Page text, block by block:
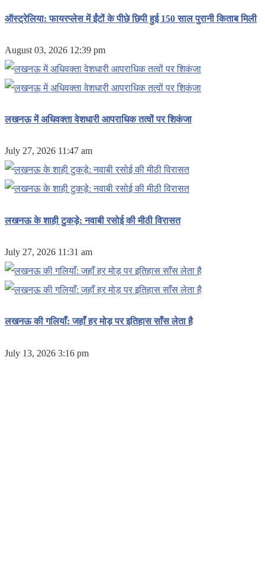
ऑस्ट्रेलिया: फायरप्लेस में ईंटों के पीछे छिपी हुई 150 साल पुरानी किताब मिली
August 03, 2026 12:39 pm
लखनऊ में अधिवक्ता वेशधारी आपराधिक तत्वों पर शिकंजा
July 27, 2026 11:47 am
लखनऊ के शाही टुकड़े: नवाबी रसोई की मीठी विरासत
July 27, 2026 11:31 am
लखनऊ की गलियाँ: जहाँ हर मोड़ पर इतिहास साँस लेता है
July 13, 2026 3:16 pm